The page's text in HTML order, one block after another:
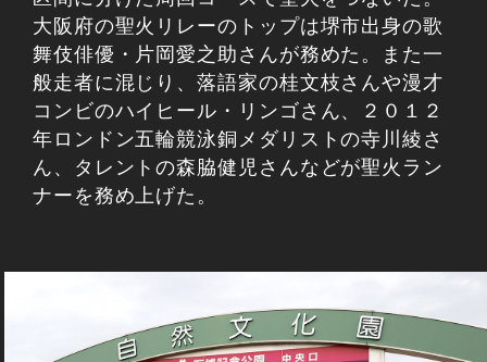
大阪府の聖火リレーのトップは堺市出身の歌
舞伎俳優・片岡愛之助さんが務めた。また一
般走者に混じり、落語家の桂文枝さんや漫才
コンビのハイヒール・リンゴさん、２０１２
年ロンドン五輪競泳銅メダリストの寺川綾さ
ん、タレントの森脇健児さんなどが聖火ラン
ナーを務め上げた。